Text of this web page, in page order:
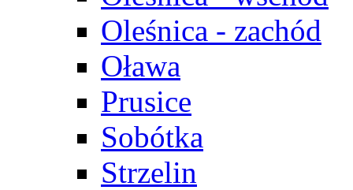
Oleśnica - zachód
Oława
Prusice
Sobótka
Strzelin